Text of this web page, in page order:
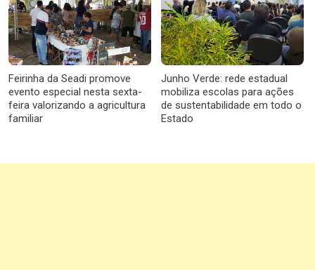
Feirinha da Seadi promove
evento especial nesta sexta-
feira valorizando a agricultura
familiar
Junho Verde: rede estadual
mobiliza escolas para ações
de sustentabilidade em todo o
Estado